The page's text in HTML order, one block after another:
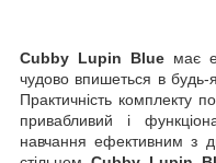
Cubby Lupin Blue має
чудово впишеться в будь-
Практичність комплекту
привабливий і
навчання ефективним з